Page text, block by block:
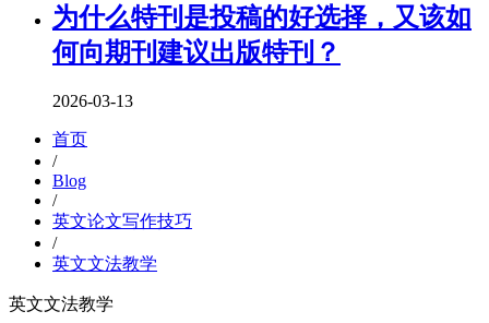
为什么特刊是投稿的好选择，又该如
何向期刊建议出版特刊？
2026-03-13
首页
/
Blog
/
英文论文写作技巧
/
英文文法教学
英文文法教学